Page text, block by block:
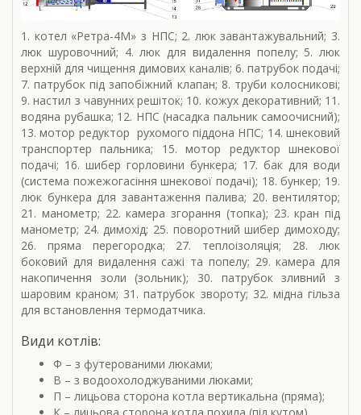
1. котел «Ретра-4М» з НПС; 2. люк завантажувальний; 3.
люк шуровочний; 4. люк для видалення попелу; 5. люк
верхній для чищення димових каналів; 6. патрубок подачі;
7. патрубок під запобіжний клапан; 8. труби колосникові;
9. настил з чавунних решіток; 10. кожух декоративний; 11.
водяна рубашка; 12. НПС (насадка пальник самоочисний);
13. мотор редуктор рухомого піддона НПС; 14. шнековий
транспортер пальника; 15. мотор редуктор шнекової
подачі; 16. шибер горловини бункера; 17. бак для води
(система пожежогасіння шнекової подачі); 18. бункер; 19.
люк бункера для завантаження палива; 20. вентилятор;
21. манометр; 22. камера згорання (топка); 23. кран під
манометр; 24. димохід; 25. поворотний шибер димоходу;
26. пряма перегородка; 27. теплоізоляція; 28. люк
боковий для видалення сажі та попелу; 29. камера для
накопичення золи (зольник); 30. патрубок зливний з
шаровим краном; 31. патрубок звороту; 32. мідна гільза
для встановлення термодатчика.
Види котлів:
Ф – з футерованими люками;
В – з водоохолоджуваними люками;
П – лицьова сторона котла вертикальна (пряма);
К – лицьова сторона котла похила (під кутом).